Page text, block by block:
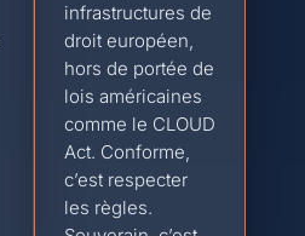
infrastructures de
droit européen,
hors de portée de
lois américaines
comme le CLOUD
Act. Conforme,
c’est respecter
les règles.